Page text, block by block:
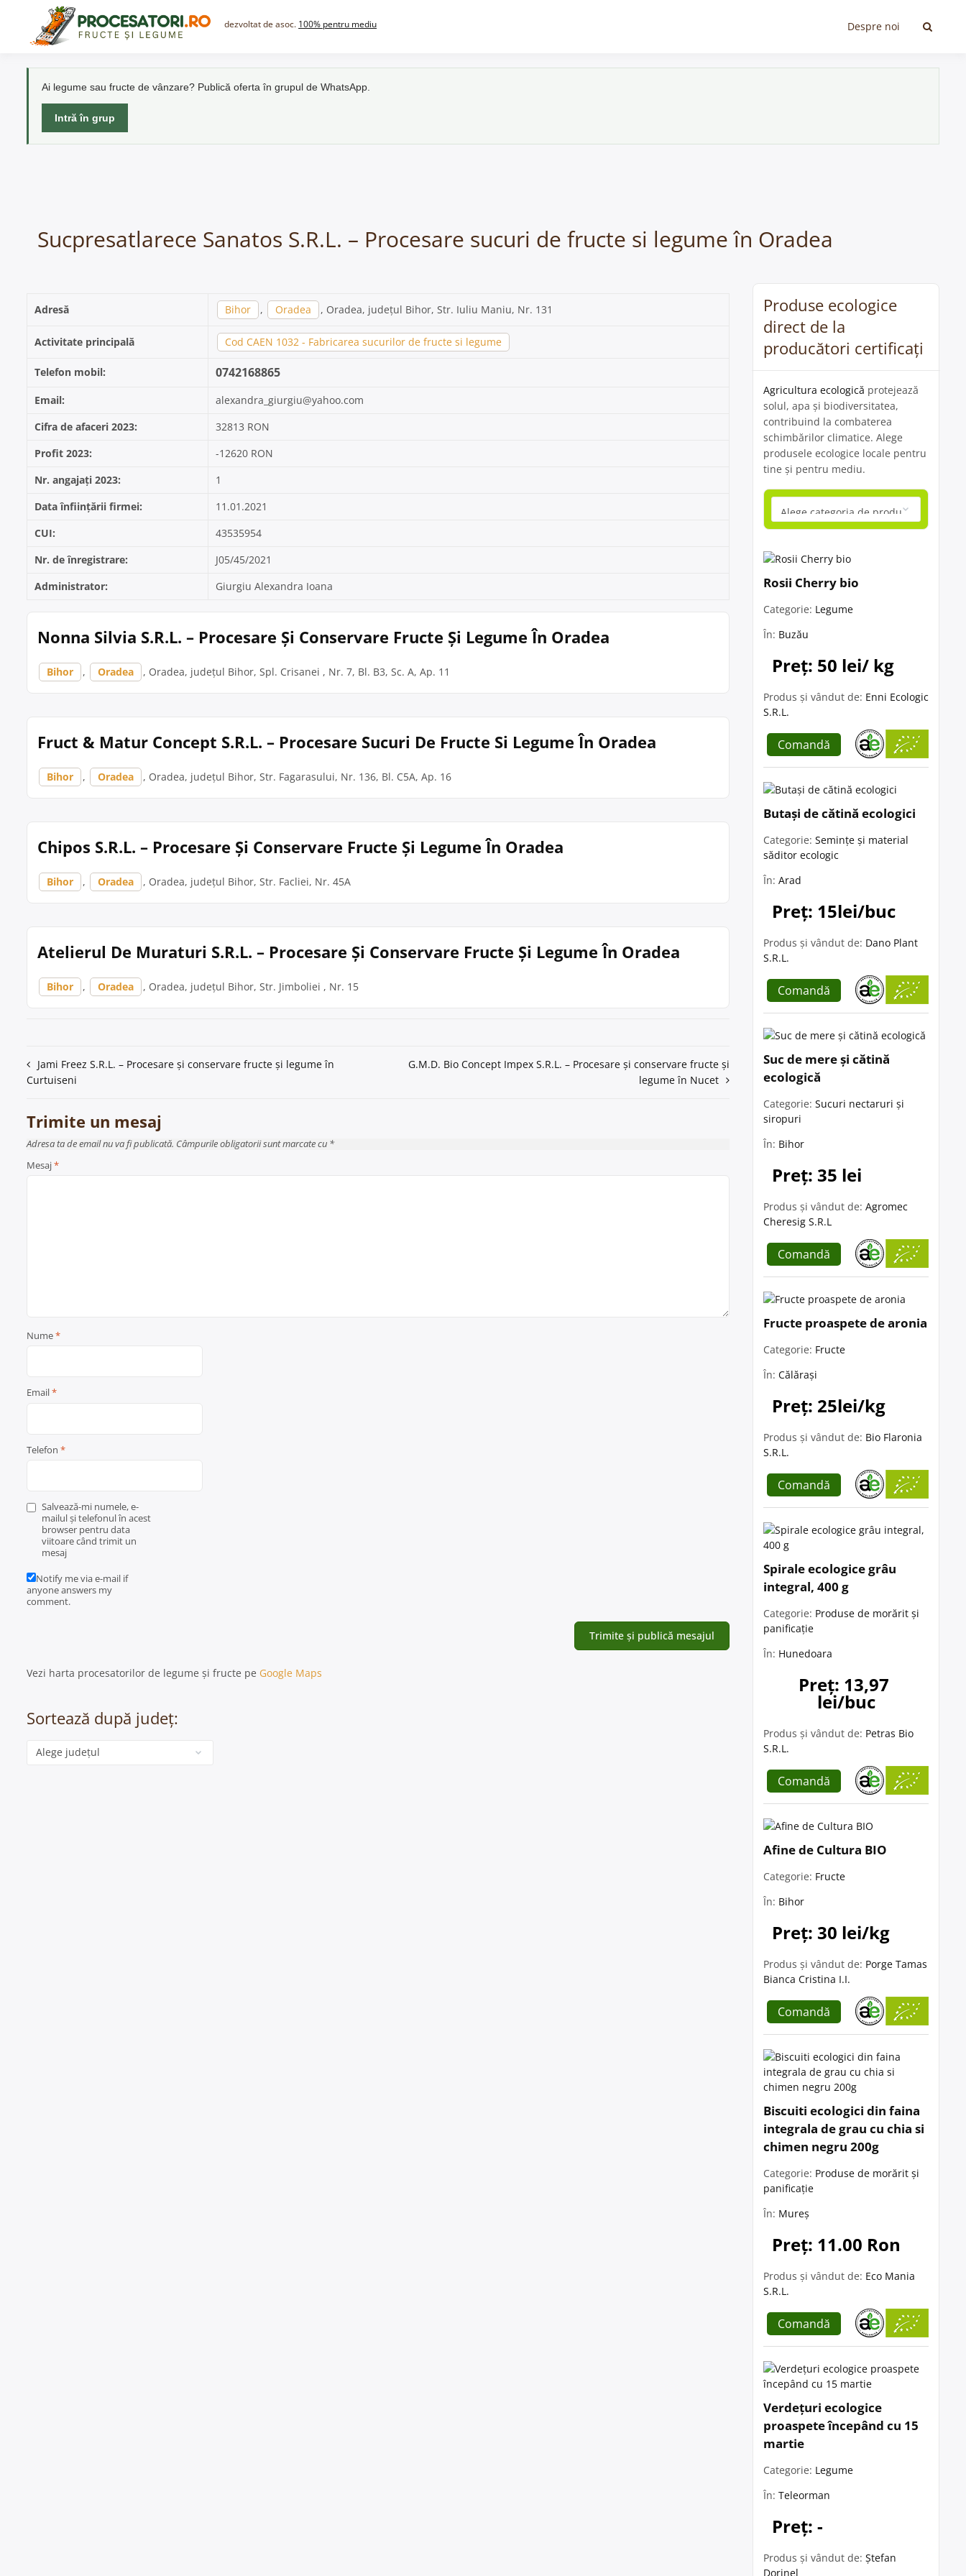
content
dezvoltat de asoc. 100% pentru mediu Despre noi
Ai legume sau fructe de vânzare? Publică oferta în grupul de WhatsApp.
Intră în grup
Sucpresatlarece Sanatos S.R.L. – Procesare sucuri de fructe si legume în Oradea
Adresă Bihor , Oradea , Oradea, județul Bihor, Str. Iuliu Maniu, Nr. 131
Activitate principală Cod CAEN 1032 - Fabricarea sucurilor de fructe si legume
Telefon mobil: 0742168865
Email:
alexandra_giurgiu@yahoo.com
Cifra de afaceri 2023:
32813 RON
Profit 2023:
-12620 RON
Nr. angajați 2023:
1
Data înființării firmei:
11.01.2021
CUI:
43535954
Nr. de înregistrare:
J05/45/2021
Administrator:
Giurgiu Alexandra Ioana
Nonna Silvia S.R.L. – Procesare Și Conservare Fructe Și Legume În Oradea
Bihor , Oradea , Oradea, județul Bihor, Spl. Crisanei , Nr. 7, Bl. B3, Sc. A, Ap. 11
Fruct & Matur Concept S.R.L. – Procesare Sucuri De Fructe Si Legume În Oradea
Bihor , Oradea , Oradea, județul Bihor, Str. Fagarasului, Nr. 136, Bl. C5A, Ap. 16
Chipos S.R.L. – Procesare Și Conservare Fructe Și Legume În Oradea
Bihor , Oradea , Oradea, județul Bihor, Str. Facliei, Nr. 45A
Atelierul De Muraturi S.R.L. – Procesare Și Conservare Fructe Și Legume În Oradea
Bihor , Oradea , Oradea, județul Bihor, Str. Jimboliei , Nr. 15
Navigare
în
articole
Jami Freez S.R.L. – Procesare și conservare fructe și legume în
Curtuiseni
G.M.D. Bio Concept Impex S.R.L. – Procesare și conservare fructe și
legume în Nucet
Trimite un mesaj
Adresa ta de email nu va fi publicată. Câmpurile obligatorii sunt marcate cu *
Mesaj*
Nume*
Email*
Telefon *
Salvează-mi numele, e-
mailul și telefonul în acest
browser pentru data
viitoare când trimit un
mesaj
Notify me via e-mail if
anyone answers my
comment.
Vezi harta procesatorilor de legume și fructe pe Google Maps
Sortează după județ:
Categorie
Produse ecologice
direct de la
producători certificați
Agricultura ecologică protejează
solul, apa și biodiversitatea,
contribuind la combaterea
schimbărilor climatice. Alege
produsele ecologice locale pentru
tine și pentru mediu.
Rosii Cherry bio
Categorie: Legume
În: Buzău
Preț: 50 lei/ kg
Produs și vândut de: Enni Ecologic
S.R.L.
Comandă
Butași de cătină ecologici
Categorie: Semințe și material
săditor ecologic
În: Arad
Preț: 15lei/buc
Produs și vândut de: Dano Plant
S.R.L.
Comandă
Suc de mere și cătină
ecologică
Categorie: Sucuri nectaruri și
siropuri
În: Bihor
Preț: 35 lei
Produs și vândut de: Agromec
Cheresig S.R.L
Comandă
Fructe proaspete de aronia
Categorie: Fructe
În: Călărași
Preț: 25lei/kg
Produs și vândut de: Bio Flaronia
S.R.L.
Comandă
Spirale ecologice grâu
integral, 400 g
Categorie: Produse de morărit și
panificație
În: Hunedoara
Preț: 13,97
lei/buc
Produs și vândut de: Petras Bio
S.R.L.
Comandă
Afine de Cultura BIO
Categorie: Fructe
În: Bihor
Preț: 30 lei/kg
Produs și vândut de: Porge Tamas
Bianca Cristina I.I.
Comandă
Biscuiti ecologici din faina
integrala de grau cu chia si
chimen negru 200g
Categorie: Produse de morărit și
panificație
În: Mureș
Preț: 11.00 Ron
Produs și vândut de: Eco Mania
S.R.L.
Comandă
Verdețuri ecologice
proaspete începând cu 15
martie
Categorie: Legume
În: Teleorman
Preț: -
Produs și vândut de: Ștefan
Dorinel